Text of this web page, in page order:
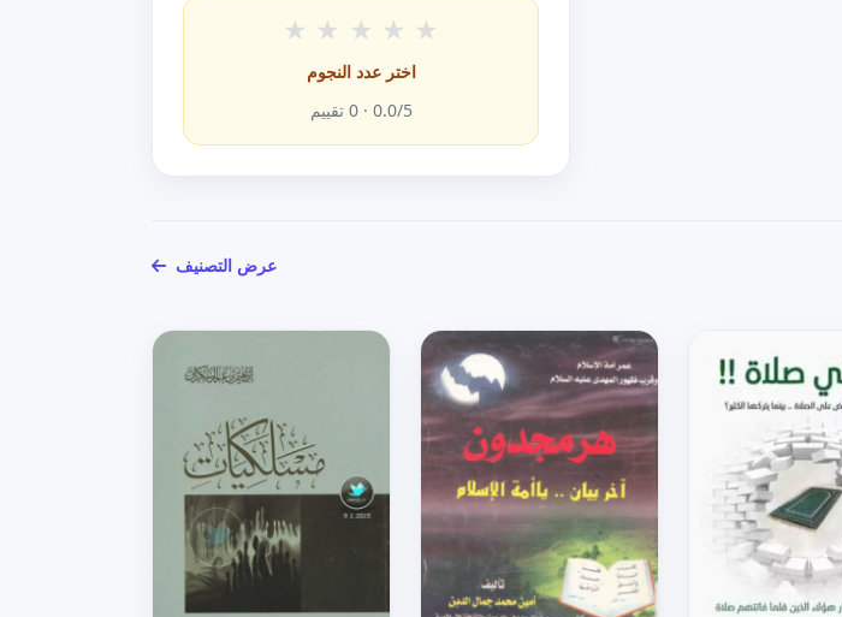
★ ★ ★ ★ ★
اختر عدد النجوم
0.0/5 ·
0 تقييم
عرض التصنيف